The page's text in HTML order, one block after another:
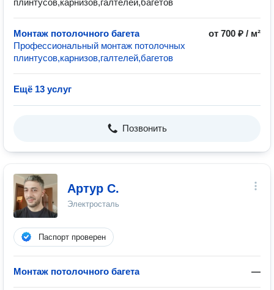
плинтусов,карнизов,галтелей,багетов
Монтаж потолочного багета
от 700 ₽ / м²
Профессиональный монтаж потолочных
плинтусов,карнизов,галтелей,багетов
Ещё 13 услуг
Позвонить
Артур С.
Электросталь
Паспорт проверен
Монтаж потолочного багета —